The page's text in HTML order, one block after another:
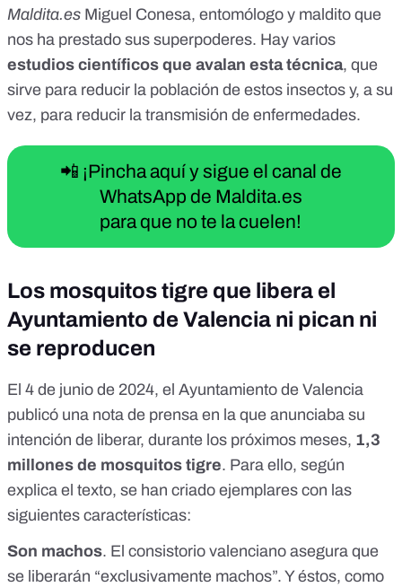
Maldita.es Miguel Conesa, entomólogo y maldito que
nos ha prestado sus superpoderes. Hay varios
estudios científicos que avalan esta técnica, que
sirve para reducir la población de estos insectos y, a su
vez, para reducir la transmisión de enfermedades.
📲 ¡Pincha aquí y sigue el canal de
WhatsApp de Maldita.es
para que no te la cuelen!
Los mosquitos tigre que libera el
Ayuntamiento de Valencia ni pican ni
se reproducen
El 4 de junio de 2024, el Ayuntamiento de Valencia
publicó una nota de prensa en la que anunciaba su
intención de liberar, durante los próximos meses, 1,3
millones de mosquitos tigre. Para ello, según
explica el texto, se han criado ejemplares con las
siguientes características:
Son machos. El consistorio valenciano asegura que
se liberarán “exclusivamente machos”. Y éstos, como